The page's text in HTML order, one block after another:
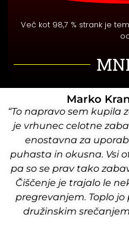
Več kot 98,7 % strank je
Marko
“To napravo sem kupila
je vrhunec celotne
enostavna za
puhasta in okusna. Vsi
pa so se prav tako
Čiščenje je trajalo le
pregrevanjem. Toplo
družinskim